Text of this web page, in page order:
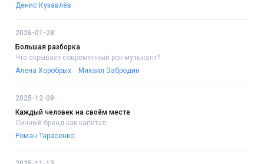
Денис Кузавлёв
2026-01-28
Большая разборка
Что скрывает современный рок-музыкант?
Алена Хоробрых
Михаил Забродин
2025-12-09
Каждый человек на своём месте
Личный бренд как капитал
Роман Тарасенко